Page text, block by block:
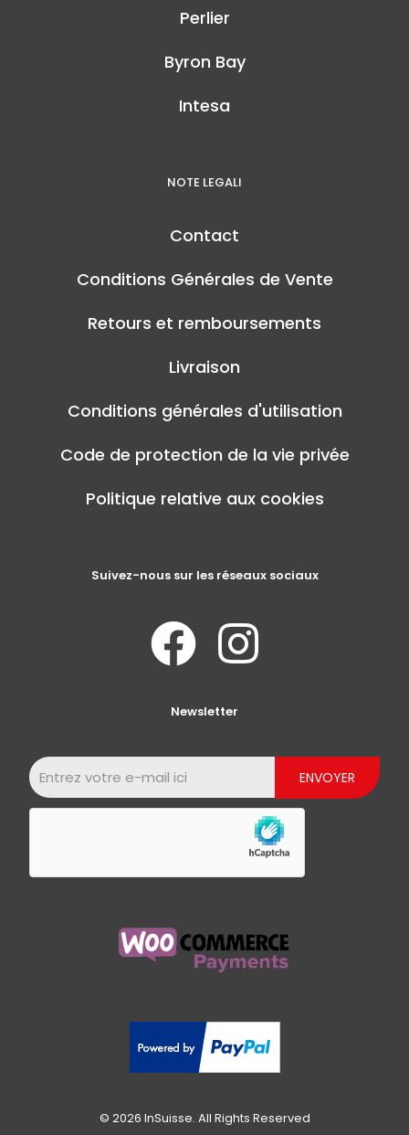
Perlier
Byron Bay
Intesa
NOTE LEGALI
Contact
Conditions Générales de Vente
Retours et remboursements
Livraison
Conditions générales d'utilisation
Code de protection de la vie privée
Politique relative aux cookies
Suivez-nous sur les réseaux sociaux
Newsletter
© 2026 InSuisse. All Rights Reserved